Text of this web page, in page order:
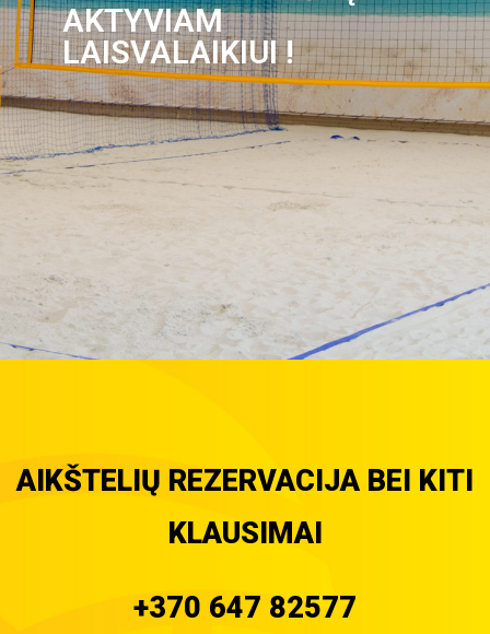
AKTYVIAM
LAISVALAIKIUI !
AIKŠTELIŲ REZERVACIJA BEI KITI
KLAUSIMAI
+370 647 82577